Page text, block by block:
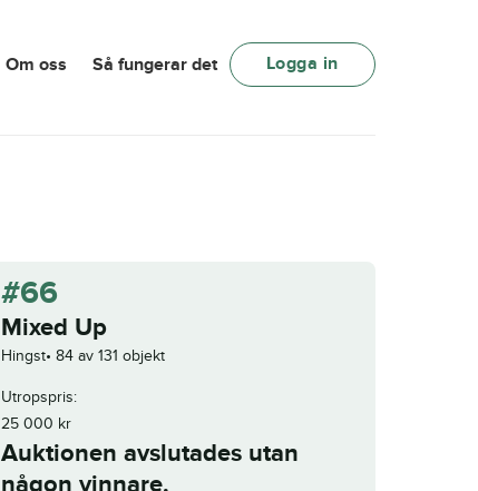
Om oss Så fungerar det Logga in
#66
Mixed Up
Hingst 84 av 131 objekt
Utropspris:
25 000 kr
Auktionen avslutades utan
någon vinnare.